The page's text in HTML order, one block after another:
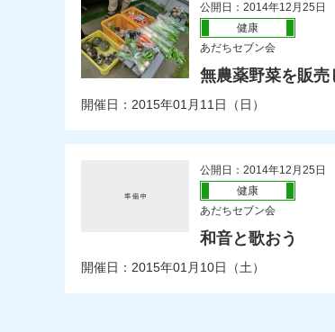
公開日：2014年12月25日
健康
あだちセブン会
無農薬野菜を販売
開催日：2015年01月11日（日）
公開日：2014年12月25日
健康
あだちセブン会
和音と歌おう
開催日：2015年01月10日（土）